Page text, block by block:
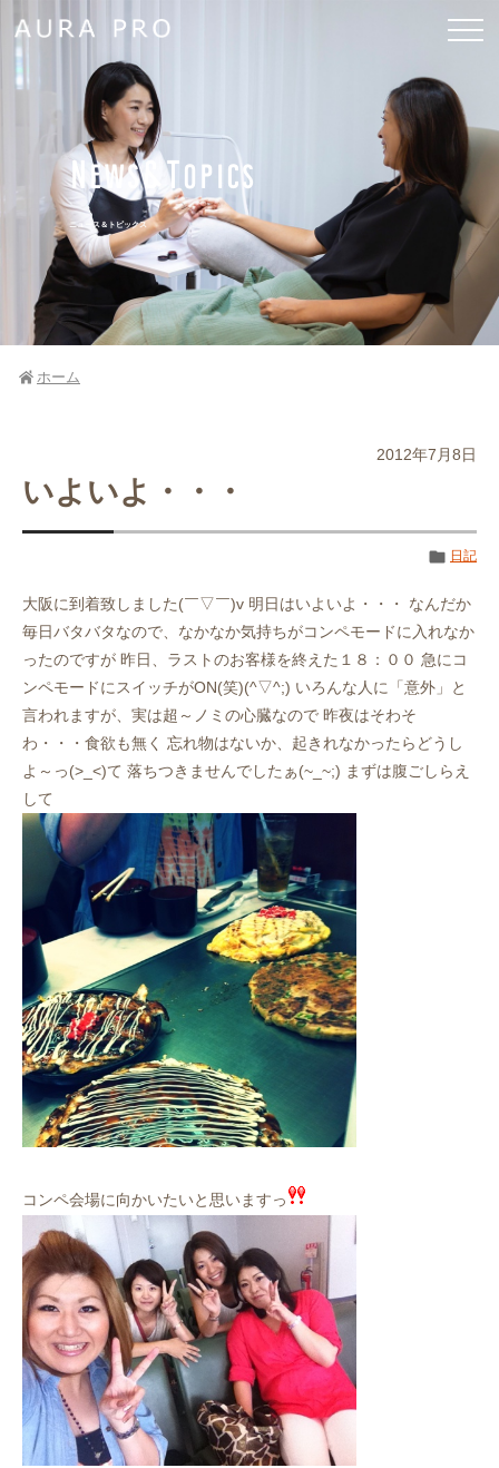
News&Topics
ニュース＆トピックス
ホーム
2012年7月8日
いよいよ・・・
日記
大阪に到着致しました(￣▽￣)v 明日はいよいよ・・・ なんだか
毎日バタバタなので、なかなか気持ちがコンペモードに入れなか
ったのですが 昨日、ラストのお客様を終えた１８：００ 急にコ
ンペモードにスイッチがON(笑)(^▽^;) いろんな人に「意外」と
言われますが、実は超～ノミの心臓なので 昨夜はそわそ
わ・・・食欲も無く 忘れ物はないか、起きれなかったらどうし
よ～っ(>_<)て 落ちつきませんでしたぁ(~_~;) まずは腹ごしらえ
して
コンペ会場に向かいたいと思いますっ